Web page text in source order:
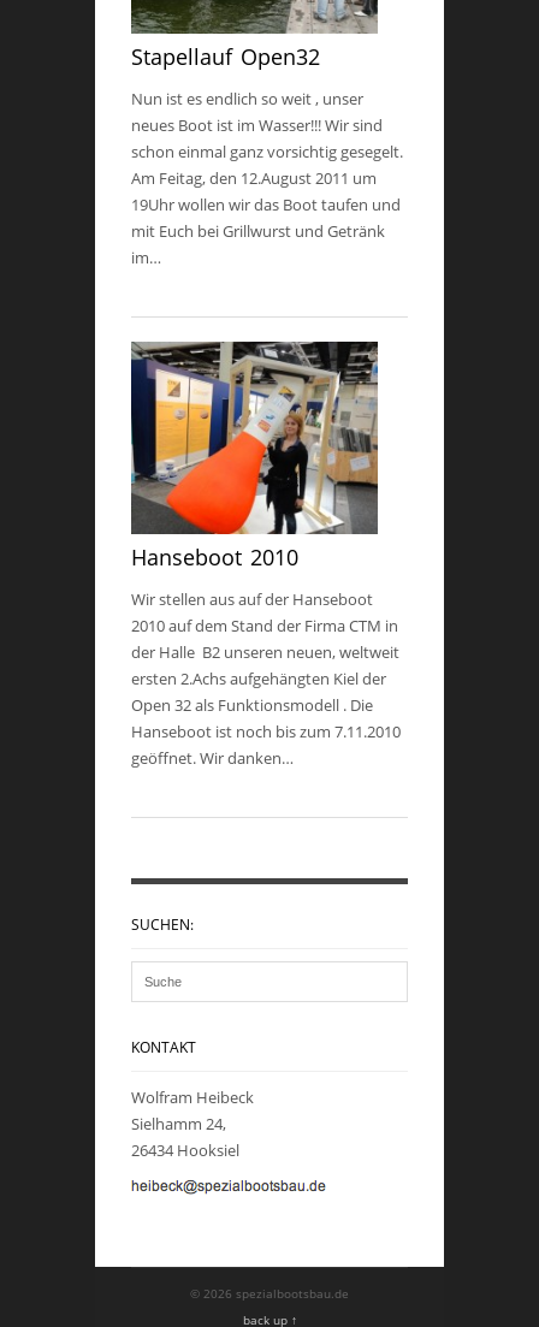
Stapellauf Open32
Nun ist es endlich so weit , unser
neues Boot ist im Wasser!!! Wir sind
schon einmal ganz vorsichtig gesegelt.
Am Feitag, den 12.August 2011 um
19Uhr wollen wir das Boot taufen und
mit Euch bei Grillwurst und Getränk
im…
Hanseboot 2010
Wir stellen aus auf der Hanseboot
2010 auf dem Stand der Firma CTM in
der Halle B2 unseren neuen, weltweit
ersten 2.Achs aufgehängten Kiel der
Open 32 als Funktionsmodell . Die
Hanseboot ist noch bis zum 7.11.2010
geöffnet. Wir danken…
SUCHEN:
KONTAKT
Wolfram Heibeck
Sielhamm 24,
26434 Hooksiel
© 2026 spezialbootsbau.de
back up ↑